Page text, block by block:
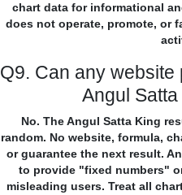
chart data for informational
does not operate, promote, or
Q9. Can any
Angul
No. The Angul Satta King
random. No website, formula,
or guarantee the next result.
to provide "fixed numbers"
misleading users. Treat all